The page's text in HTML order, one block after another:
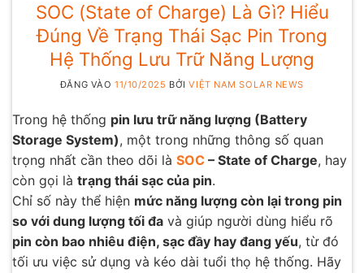
SOC (State of Charge) Là Gì? Hiểu
Đúng Về Trạng Thái Sạc Pin Trong
Hệ Thống Lưu Trữ Năng Lượng
ĐĂNG VÀO 11/10/2025 BỞIVIỆT NAM SOLAR NEWS
Trong hệ thống pin lưu trữ năng lượng (Battery
Storage System), một trong những thông số quan
trọng nhất cần theo dõi là SOC – State of Charge, hay
còn gọi là trạng thái sạc của pin.
Chỉ số này thể hiện mức năng lượng còn lại trong pin
so với dung lượng tối đa và giúp người dùng hiểu rõ
pin còn bao nhiêu điện, sạc đầy hay đang yếu, từ đó
tối ưu việc sử dụng và kéo dài tuổi thọ hệ thống. Hãy